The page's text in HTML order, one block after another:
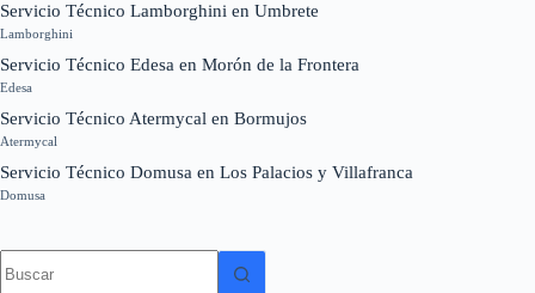
Servicio Técnico Lamborghini en Umbrete
Lamborghini
Servicio Técnico Edesa en Morón de la Frontera
Edesa
Servicio Técnico Atermycal en Bormujos
Atermycal
Servicio Técnico Domusa en Los Palacios y Villafranca
Domusa
resultados